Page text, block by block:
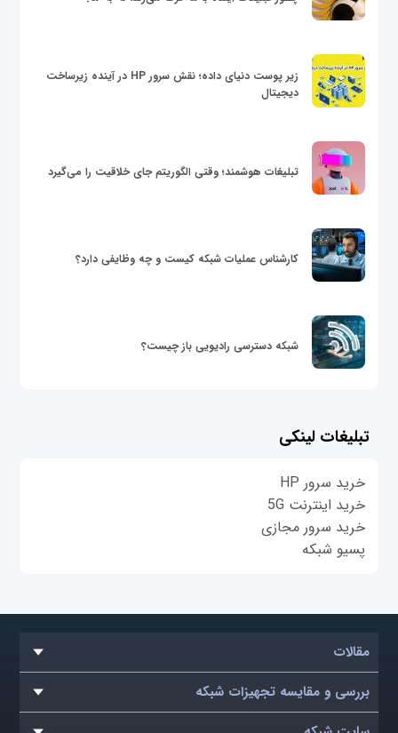
زیر پوست دنیای داده؛ نقش سرور HP در آینده زیرساخت
دیجیتال
تبلیغات هوشمند؛ وقتی الگوریتم جای خلاقیت را می‌گیرد
کارشناس عملیات شبکه کیست و چه وظایفی دارد؟
شبکه دسترسی رادیویی باز چیست؟
تبلیغات لینکی
خرید سرور HP
خرید اینترنت 5G
خرید سرور مجازی
پسیو شبکه
مقالات
بررسی و مقایسه تجهیزات شبکه